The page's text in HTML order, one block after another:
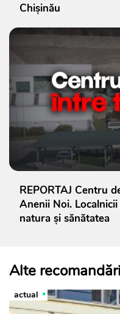
Chișinău
REPORTAJ Centru
Anenii Noi.
natura și sănătatea
Alte recomandări
actual